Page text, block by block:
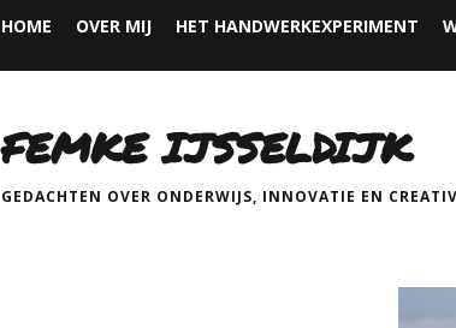
HOME OVER MIJ HET HANDWERKEXPERIMENT
FEMKE IJSSELDIJK
GEDACHTEN OVER ONDERWIJS, INNOVATIE EN